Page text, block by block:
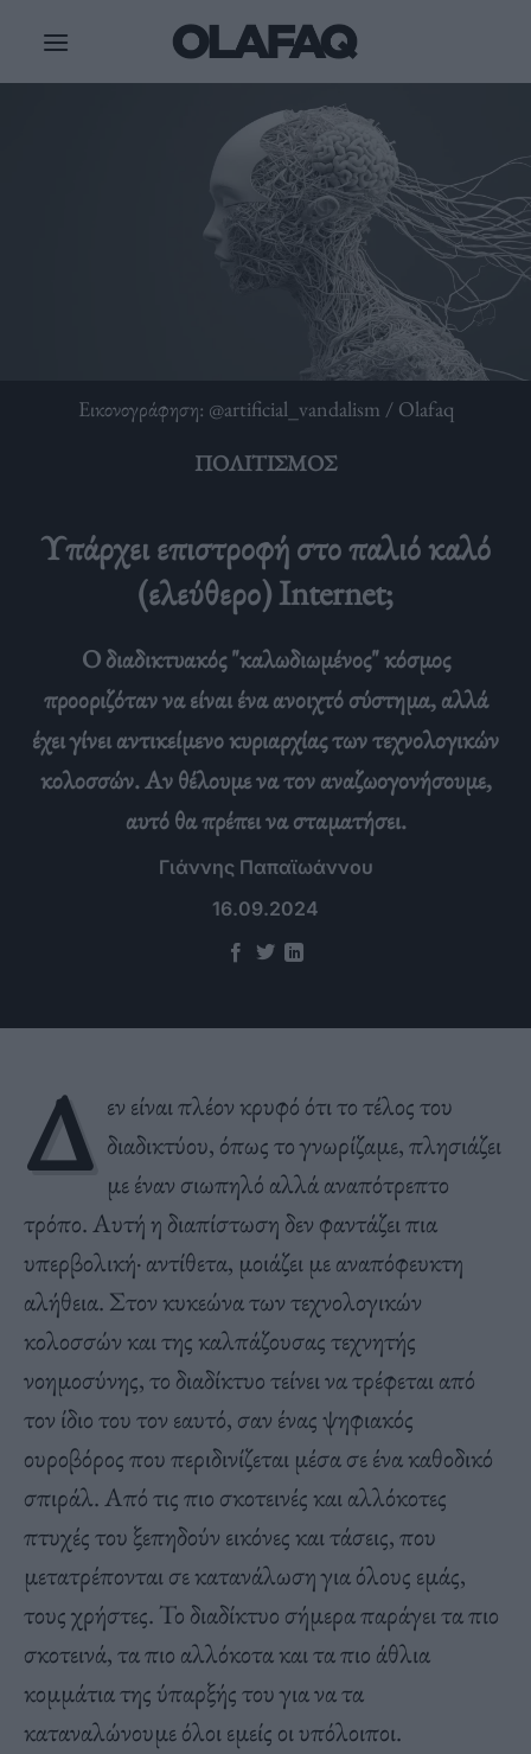
Εικονογράφηση: @artificial_vandalism / Olafaq
ΠΟΛΙΤΙΣΜΌΣ
Υπάρχει επιστροφή στο παλιό καλό
(ελεύθερο) Internet;
Ο διαδικτυακός "καλωδιωμένος" κόσμος
προοριζόταν να είναι ένα ανοιχτό σύστημα, αλλά
έχει γίνει αντικείμενο κυριαρχίας των τεχνολογικών
κολοσσών. Αν θέλουμε να τον αναζωογονήσουμε,
αυτό θα πρέπει να σταματήσει.
Γιάννης Παπαϊωάννου
16.09.2024
Δ εν είναι πλέον κρυφό ότι το τέλος του
διαδικτύου, όπως το γνωρίζαμε, πλησιάζει
με έναν σιωπηλό αλλά αναπότρεπτο
τρόπο. Αυτή η διαπίστωση δεν φαντάζει πια
υπερβολική· αντίθετα, μοιάζει με αναπόφευκτη
αλήθεια. Στον κυκεώνα των τεχνολογικών
κολοσσών και της καλπάζουσας τεχνητής
νοημοσύνης, το διαδίκτυο τείνει να τρέφεται από
τον ίδιο του τον εαυτό, σαν ένας ψηφιακός
ουροβόρος που περιδινίζεται μέσα σε ένα καθοδικό
σπιράλ. Από τις πιο σκοτεινές και αλλόκοτες
πτυχές του ξεπηδούν εικόνες και τάσεις, που
μετατρέπονται σε κατανάλωση για όλους εμάς,
τους χρήστες. Το διαδίκτυο σήμερα παράγει τα πιο
σκοτεινά, τα πιο αλλόκοτα και τα πιο άθλια
κομμάτια της ύπαρξής του για να τα
καταναλώνουμε όλοι εμείς οι υπόλοιποι.